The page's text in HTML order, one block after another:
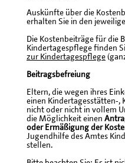
Auskünfte über die
erhalten Sie in den
Die Kostenbeiträge für die
Kindertagespflege finden
zur Kindertagespflege
Beitragsbefreiung
Eltern, die wegen ihres
einen Kindertagesstätten‐,
nicht oder nicht in vollem
die Möglichkeit einen
oder Ermäßigung der
Jugendhilfe des Amtes
stellen.